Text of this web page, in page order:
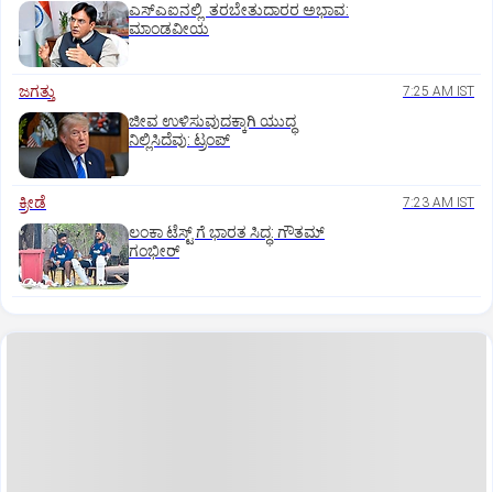
ಎಸ್‌ಎಐನಲ್ಲಿ ತರಬೇತುದಾರರ ಅಭಾವ:
ಮಾಂಡವೀಯ
ಜಗತ್ತು 7:25 AM IST
ಜೀವ ಉಳಿಸುವುದಕ್ಕಾಗಿ ಯುದ್ಧ
ನಿಲ್ಲಿಸಿದೆವು: ಟ್ರಂಪ್‌
ಕ್ರೀಡೆ 7:23 AM IST
ಲಂಕಾ ಟೆಸ್ಟ್‌ ಗೆ ಭಾರತ ಸಿದ್ಧ: ಗೌತಮ್‌
ಗಂಭೀರ್‌